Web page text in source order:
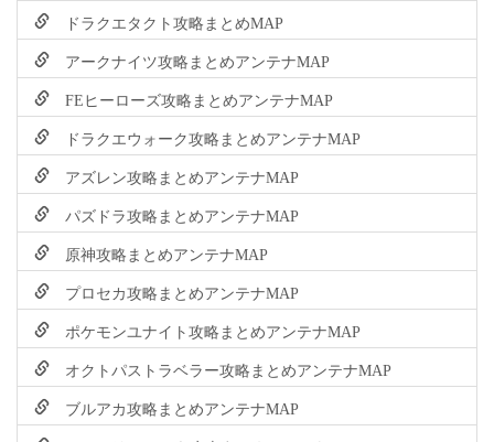
ドラクエタクト攻略まとめMAP
アークナイツ攻略まとめアンテナMAP
FEヒーローズ攻略まとめアンテナMAP
ドラクエウォーク攻略まとめアンテナMAP
アズレン攻略まとめアンテナMAP
パズドラ攻略まとめアンテナMAP
原神攻略まとめアンテナMAP
プロセカ攻略まとめアンテナMAP
ポケモンユナイト攻略まとめアンテナMAP
オクトパストラベラー攻略まとめアンテナMAP
ブルアカ攻略まとめアンテナMAP